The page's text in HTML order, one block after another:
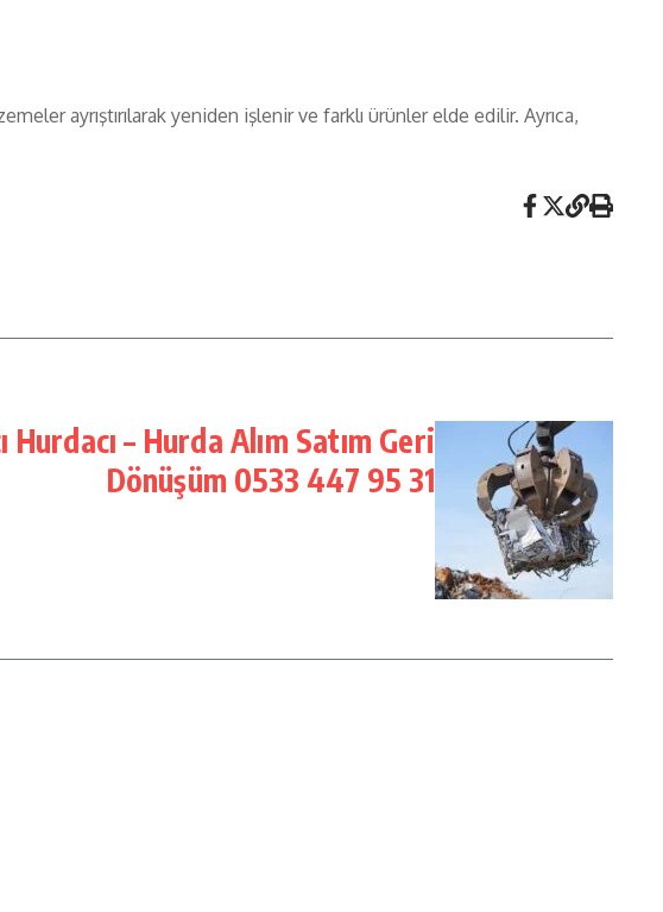
ayrıştırılarak yeniden işlenir ve farklı ürünler elde edilir. Ayrıca,
Hurdacı – Hurda Alım Satım Geri
Dönüşüm 0533 447 95 31